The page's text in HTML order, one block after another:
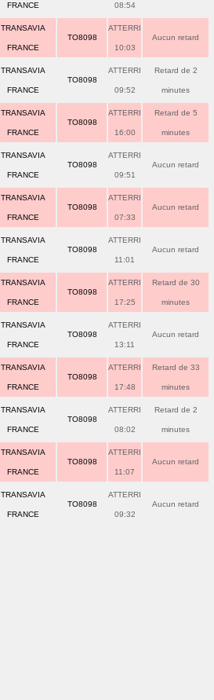
FRANCE 08:54
TRANSAVIA
FRANCE
TO8098
ATTERRI
10:03
Aucun retard
TRANSAVIA
FRANCE
TO8098
ATTERRI
09:52
Retard de 2
minutes
TRANSAVIA
FRANCE
TO8098
ATTERRI
16:00
Retard de 5
minutes
TRANSAVIA
FRANCE
TO8098
ATTERRI
09:51
Aucun retard
TRANSAVIA
FRANCE
TO8098
ATTERRI
07:33
Aucun retard
TRANSAVIA
FRANCE
TO8098
ATTERRI
11:01
Aucun retard
TRANSAVIA
FRANCE
TO8098
ATTERRI
17:25
Retard de 30
minutes
TRANSAVIA
FRANCE
TO8098
ATTERRI
13:11
Aucun retard
TRANSAVIA
FRANCE
TO8098
ATTERRI
17:48
Retard de 33
minutes
TRANSAVIA
FRANCE
TO8098
ATTERRI
08:02
Retard de 2
minutes
TRANSAVIA
FRANCE
TO8098
ATTERRI
11:07
Aucun retard
TRANSAVIA
FRANCE
TO8098
ATTERRI
09:32
Aucun retard